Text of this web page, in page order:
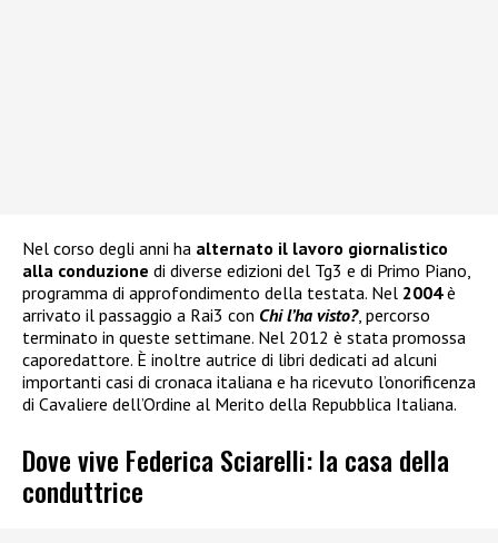
Nel corso degli anni ha alternato il lavoro giornalistico
alla conduzione di diverse edizioni del Tg3 e di Primo Piano,
programma di approfondimento della testata. Nel 2004è
arrivato il passaggio a Rai3 con Chi l’ha visto?, percorso
terminato in queste settimane. Nel 2012 è stata promossa
caporedattore. È inoltre autrice di libri dedicati ad alcuni
importanti casi di cronaca italiana e ha ricevuto l’onorificenza
di Cavaliere dell’Ordine al Merito della Repubblica Italiana.
Dove vive Federica Sciarelli: la casa della
conduttrice